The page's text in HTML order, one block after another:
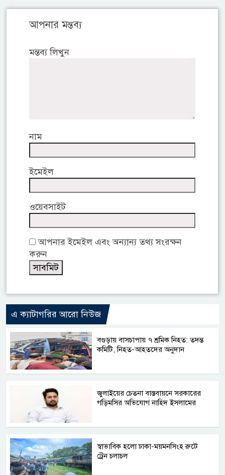
আপনার মন্তব্য
মন্তব্য লিখুন
নাম
ইমেইল
ওয়েবসাইট
আপনার ইমেইল এবং অন্যান্য তথ্য সংরক্ষন
করুন
এ ক্যাটাগরির আরো নিউজ
বগুড়ায় বাসচাপায় ৭ শ্রমিক নিহত: তদন্ত
কমিটি, নিহত-আহতদের অনুদান
জুলাইয়ের চেতনা বাস্তবায়নে সরকারের
গড়িমসির অভিযোগ নাহিদ ইসলামের
স্বাভাবিক হলো ঢাকা-ময়মনসিংহ রুটে
ট্রেন চলাচল